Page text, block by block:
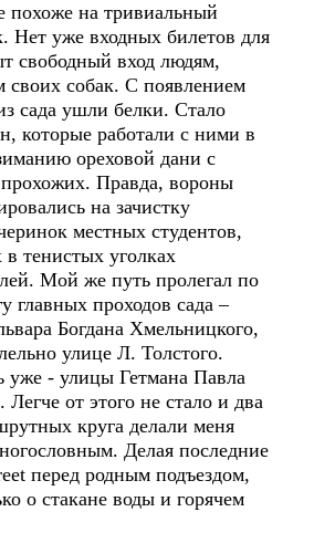
похоже на тривиальный
Нет уже входных билетов для
свободный вход людям,
собак. С появлением
сада ушли белки. Стало
которые работали с ними в
ореховой дани с
прохожих. Правда, вороны
на зачистку
местных студентов,
тенистых уголках
Мой же путь пролегал по
главных проходов сада –
Богдана Хмельницкого,
улице Л. Толстого.
уже - улицы Гетмана Павла
Легче от этого не стало и два
круга делали меня
Делая последние
перед родным подъездом,
о стакане воды и горячем